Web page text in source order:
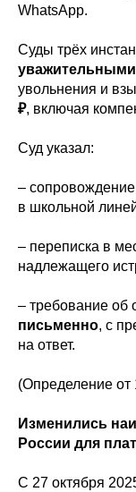
WhatsApp.
Суды трёх
уважительными
увольнения и
₽, включая
Суд указал:
–
в школьной
– переписка в
надлежащего
– требование об
письменно, с
на ответ.
(Определение
Изменились
России для
С 27 октября